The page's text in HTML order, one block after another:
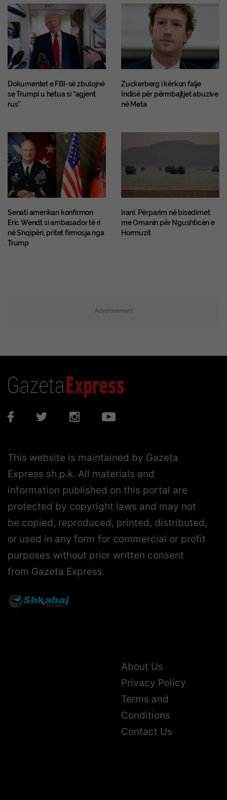
Dokumentet e FBI-së zbulojnë
se Trumpi u hetua si “agjent
rus”
Zuckerberg i kërkon falje
Indisë për përmbajtjet abuzive
në Meta
Senati amerikan konfirmon
Eric Wendt si ambasador të ri
në Shqipëri, pritet firmosja nga
Trump
Irani: Përparim në bisedimet
me Omanin për Ngushticën e
Hormuzit
Advertisement
This website is maintained by Gazeta
Express sh.p.k. All materials and
information published on this portal are
protected by copyright laws and may not
be copied, reproduced, printed, distributed,
or used in any form for commercial or profit
purposes without prior written consent
from Gazeta Express.
About Us
Privacy Policy
Terms and
Conditions
Contact Us